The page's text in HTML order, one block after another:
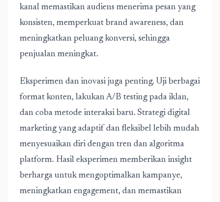
kanal memastikan audiens menerima pesan yang
konsisten, memperkuat brand awareness, dan
meningkatkan peluang konversi, sehingga
penjualan meningkat.
Eksperimen dan inovasi juga penting. Uji berbagai
format konten, lakukan A/B testing pada iklan,
dan coba metode interaksi baru. Strategi digital
marketing yang adaptif dan fleksibel lebih mudah
menyesuaikan diri dengan tren dan algoritma
platform. Hasil eksperimen memberikan insight
berharga untuk mengoptimalkan kampanye,
meningkatkan engagement, dan memastikan